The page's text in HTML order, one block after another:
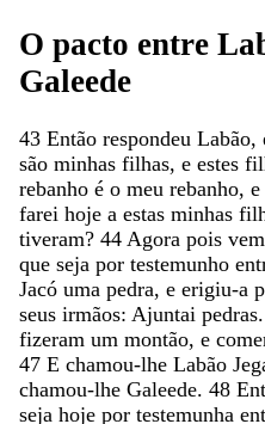
O pacto entre
Galeede
43 Então respondeu Labão,
são minhas filhas, e estes
rebanho é o meu rebanho, e
farei hoje a estas minhas
tiveram? 44 Agora pois vem
que seja por testemunho
Jacó uma pedra, e erigiu-a
seus irmãos: Ajuntai pedras.
fizeram um montão, e
47 E chamou-lhe Labão
chamou-lhe Galeede. 48
seja hoje por testemunha